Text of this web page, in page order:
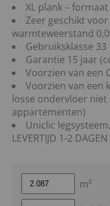
XL plank –
Zeer geschikt
warmteweerstand
Gebruiksklasse 33
Garantie 15 jaar
Voorzien van een
Voorzien van een
losse ondervloer niet
appartementen)
Uniclic legsysteem.
LEVERTIJD 1-2 DAGEN
m²